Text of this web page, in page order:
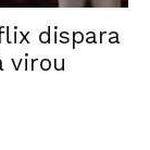
dispara
virou